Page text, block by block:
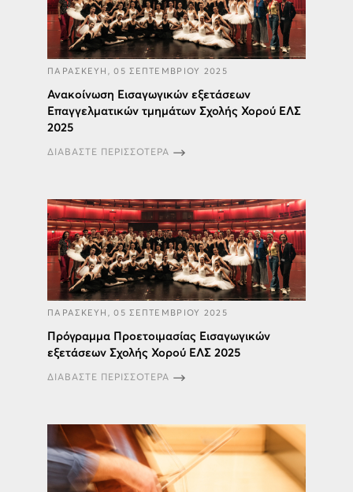
ΠΑΡΑΣΚΕΥΗ, 05 ΣΕΠΤΕΜΒΡΙΟΥ 2025
Ανακοίνωση Εισαγωγικών εξετάσεων
Επαγγελματικών τμημάτων Σχολής Χορού ΕΛΣ
2025
ΔΙΑΒΑΣΤΕ ΠΕΡΙΣΣΟΤΕΡΑ
ΠΑΡΑΣΚΕΥΗ, 05 ΣΕΠΤΕΜΒΡΙΟΥ 2025
Πρόγραμμα Προετοιμασίας Εισαγωγικών
εξετάσεων Σχολής Χορού ΕΛΣ 2025
ΔΙΑΒΑΣΤΕ ΠΕΡΙΣΣΟΤΕΡΑ